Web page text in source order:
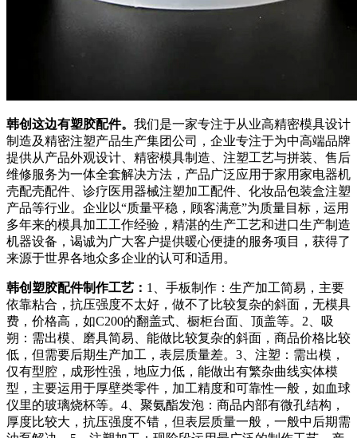
韩创这边有塑胶配件。 我们是一家专注于从业高精密模具设计
制造及精密注塑产品生产集团公司，企业专注于为中高端品牌
提供从产品外观设计、精密模具制造、注塑工艺与拼装、售后
维修服务为一体全套解决方法，产品广泛应用于家用家电器机
壳配壳配件、诊疗医用器械注塑加工配件、化妆品包装盒注塑
产品等行业。企业以“质量平稳，顾客满意”为质量目标，运用
多年来的模具加工工作经验，精湛的生产工艺和进口生产制造
机器设备，谒诚为广大客户提供暖心便捷的服务项目，获得了
来源于世界各地众多企业的认可和适用。
韩创塑胶配件制作工艺： 1、手板制作：生产加工简易，主要
依靠粘合，抗压强度不太好，做不了比较复杂的斜面，无模具
费，价格高，如C200的翻盖式、橱柜台面、顶盖等。2、吸
朔：需出模、磨具简易、能做比较复杂的斜面，商品价格比较
低，但需要后期生产加工，表层质量差。3、注塑：需出模，
仅有型腔，成形性强，地应力低，能做出有繁杂曲线实体模
型，主要运用于厚壁类零件，加工精度和可靠性一般，如血球
仪里的玻璃烧杯等。4、聚氨酯发泡：商品内部有微孔结构，
厚度比较大，抗压强度不错，但表层质量一般，一般中后期需